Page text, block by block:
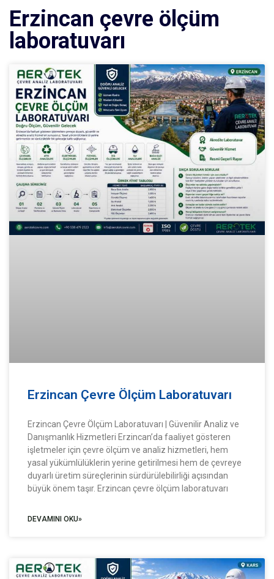
Erzincan çevre ölçüm
laboratuvarı
Erzincan Çevre Ölçüm Laboratuvarı
Erzincan Çevre Ölçüm Laboratuvarı | Güvenilir Analiz ve
Danışmanlık Hizmetleri Erzincan’da faaliyet gösteren
işletmeler için çevre ölçüm ve analiz hizmetleri, hem
yasal yükümlülüklerin yerine getirilmesi hem de çevreye
duyarlı üretim süreçlerinin sürdürülebilirliği açısından
büyük önem taşır. Erzincan çevre ölçüm laboratuvarı
DEVAMINI OKU»